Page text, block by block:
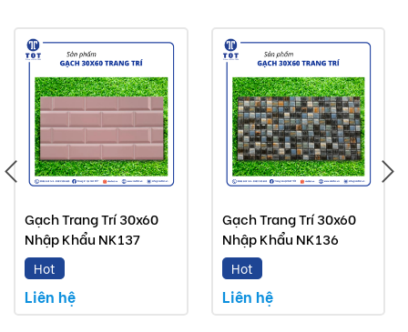
Gạch Trang Trí 30x60
Nhập Khẩu NK137
Hot
Liên hệ
Gạch Trang Trí 30x60
Nhập Khẩu NK136
Hot
Liên hệ